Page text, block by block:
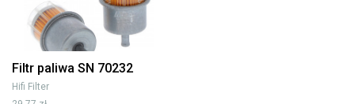
Filtr paliwa SN 70232
Hifi Filter